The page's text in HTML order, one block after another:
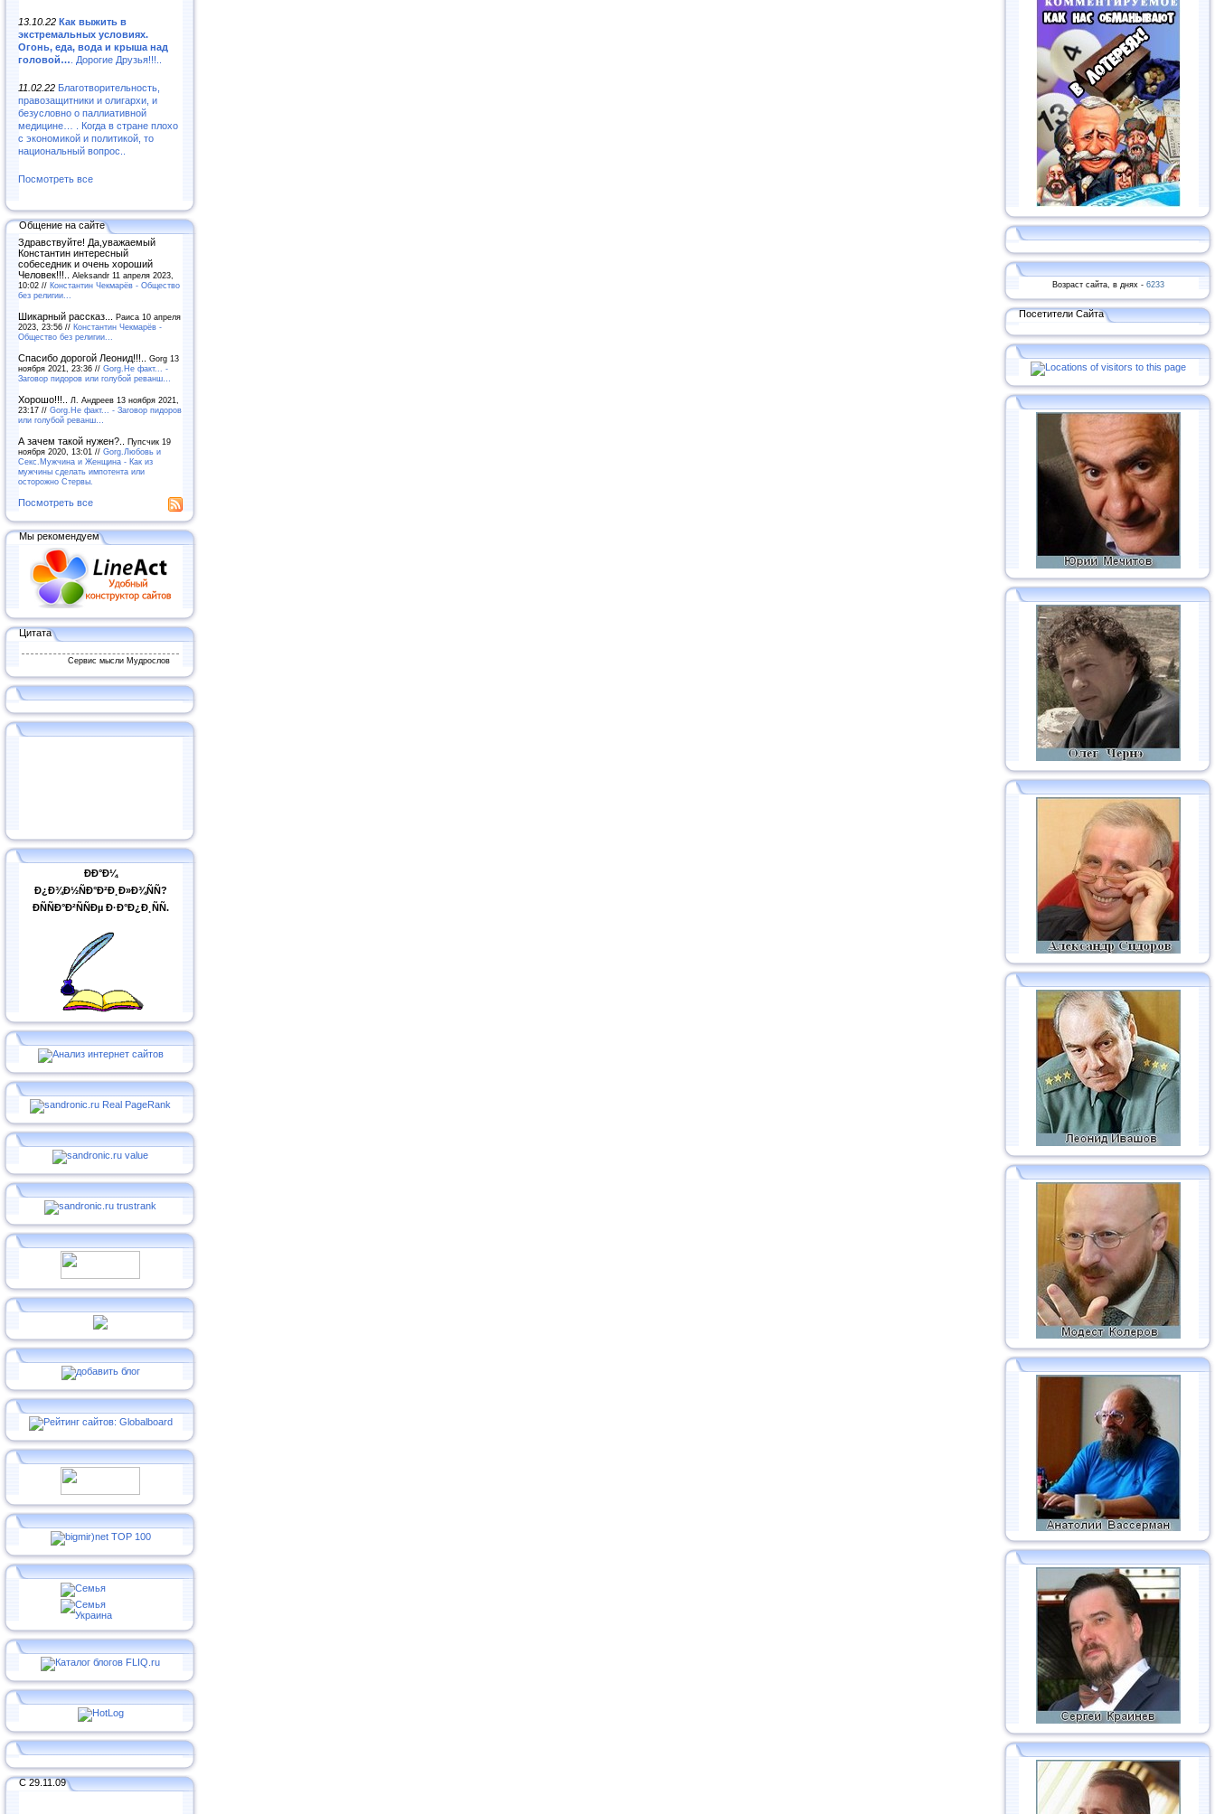
13.10.22 Как выжить в
экстремальных условиях.
Огонь, еда, вода и крыша над
головой… . Дорогие Друзья!!!..
11.02.22 Благотворительность,
правозащитники и олигархи, и
безусловно о паллиативной
медицине… . Когда в стране плохо
с экономикой и политикой, то
национальный вопрос..
Посмотреть все
Общение на сайте
Здравствуйте! Да,уважаемый
Константин интересный
собеседник и очень хороший
Человек!!!.. Aleksandr 11 апреля 2023,
10:02 // Константин Чекмарёв - Общество
без религии...
Шикарный рассказ... Раиса 10 апреля
2023, 23:56 // Константин Чекмарёв -
Общество без религии...
Спасибо дорогой Леонид!!!.. Gorg 13
ноября 2021, 23:36 // Gorg.Не факт... -
Заговор пидоров или голубой реванш…
Хорошо!!!..
Л. Андреев 13 ноября 2021,
23:17 // Gorg.Не факт... - Заговор пидоров
или голубой реванш…
А зачем такой нужен?.. Пупсчик 19
ноября 2020, 13:01 // Gorg.Любовь и
Секс.Мужчина и Женщина - Как из
мужчины сделать импотента или
осторожно Стервы.
Посмотреть все
Мы рекомендуем
Цитата
Сервис мысли Мудрослов
ÐÐ°Ð¼
Ð¿Ð¾Ð½ÑÐ°Ð²Ð¸Ð»Ð¾ÑÑ?
ÐÑÑÐ°Ð²ÑÑÐµ Ð·Ð°Ð¿Ð¸ÑÑ.
С 29.11.09
Возраст сайта, в днях - 6233
Посетители Сайта